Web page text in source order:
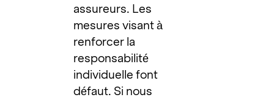
assureurs. Les
mesures visant à
renforcer la
responsabilité
individuelle font
défaut. Si nous